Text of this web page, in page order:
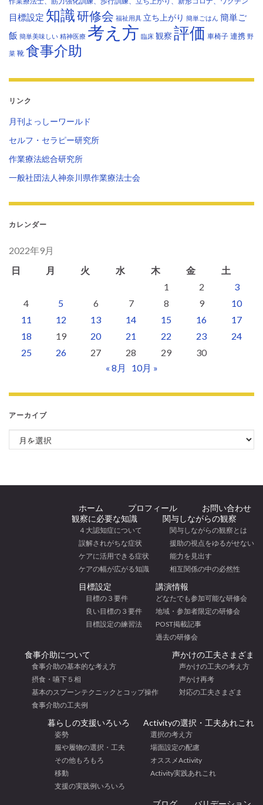
目標設定 知識研修会 福祉用具 立ち上がり 簡単ごはん 簡単ご
飯 簡単美味しい 精神医療 考え方 臨床 観察 評価 車椅子 連携 野
菜 靴 食事介助
リンク
月刊よっしーワールド
セルフ・セラピー研究所
作業療法総合研究所
一般社団法人神奈川県作業療法士会
カレンダー
2022年9月
日
月 火 水 木 金
土
1
2
3
4
5 6 7 8 9
10
11
12 13 14 15 16
17
18
19 20 21 22 23
24
25
26 27 28 29
30
« 8月
10月 »
アーカイブ
アーカイブ
ホーム プロフィール
お問い合わせ
観察に必要な知識
４大認知症について
誤解されがちな症状
ケアに活用できる症状
ケアの幅が広がる知識
関与しながらの観察
関与しながらの観察とは
援助の視点をゆるがせない
能力を見出す
相互関係の中の必然性
目標設定
目標の３要件
良い目標の３要件
目標設定の練習法
講演情報
どなたでも参加可能な研修会
地域・参加者限定の研修会
POST掲載記事
過去の研修会
食事介助について
食事介助の基本的な考え方
摂食・嚥下５相
基本のスプーンテクニックとコップ操作
食事介助の工夫例
声かけの工夫さまざま
声かけの工夫の考え方
声かけ再考
対応の工夫さまざま
暮らしの支援いろいろ
姿勢
服や履物の選択・工夫
その他もろもろ
移動
支援の実践例いろいろ
Activityの選択・工夫あれこれ
選択の考え方
場面設定の配慮
オススメActivity
Activity実践あれこれ